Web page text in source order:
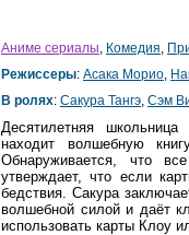
Аниме сериалы, Комедия,
Режиссеры: Асака Морио,
В ролях: Сакура Тангэ, Сэм
Десятилетняя
находит волшебную
Обнаруживается, что
утверждает, что если
бедствия. Сакура
волшебной силой и даёт
использовать карты Клоу